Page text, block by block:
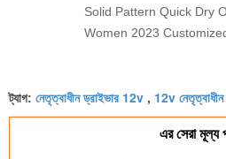
Solid Pattern Quick Dry
Women 2023
ট্যাগ: নেতৃত্বাধীন ড্রাইভার 12v , 12v নেতৃত্বাধীন
এর সেরা মূল্য